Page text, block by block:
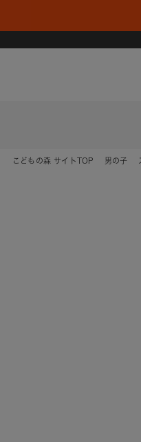
こどもの森 サイトTOP 男の子